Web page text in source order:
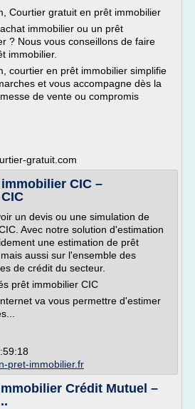
Courtier gratuit en prêt immobilier
immobilier ou un prêt
? Nous vous conseillons de faire
immobilier.
courtier en prêt immobilier simplifie
et vous accompagne dès la
de vente ou compromis
gratuit.com
CIC –
un devis ou une simulation de
Avec notre solution d'estimation
une estimation de prêt
aussi sur l'ensemble des
de crédit du secteur.
prêt immobilier CIC
va vous permettre d'estimer
pret-immobilier.fr
Crédit Mutuel –